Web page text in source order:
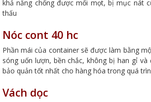
khả năng chống được mối mọt, bị mục nát
thấu
Nóc cont 40 hc
Phần mái của container sẽ được làm bằng
sóng uốn lượn, bền chắc, không bị han gỉ và
bảo quản tốt nhất cho hàng hóa trong quá
Vách dọc